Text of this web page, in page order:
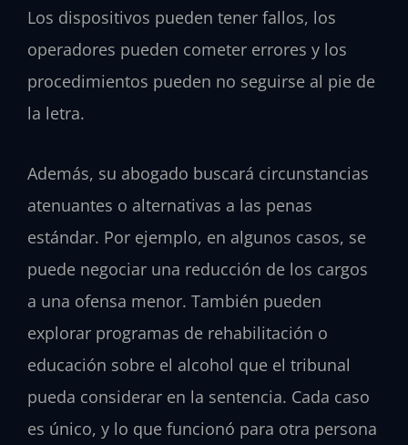
Los dispositivos pueden tener fallos, los
operadores pueden cometer errores y los
procedimientos pueden no seguirse al pie de
la letra.
Además, su abogado buscará circunstancias
atenuantes o alternativas a las penas
estándar. Por ejemplo, en algunos casos, se
puede negociar una reducción de los cargos
a una ofensa menor. También pueden
explorar programas de rehabilitación o
educación sobre el alcohol que el tribunal
pueda considerar en la sentencia. Cada caso
es único, y lo que funcionó para otra persona